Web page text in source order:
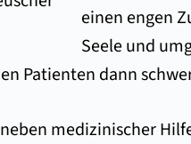
einen engen
Seele und
Patienten dann
medizinischer